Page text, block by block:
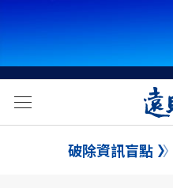
破除資訊盲點